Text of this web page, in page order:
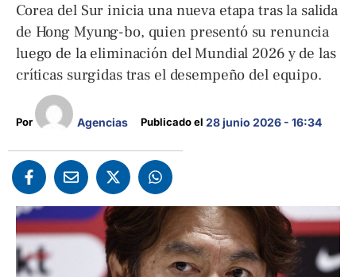
Corea del Sur inicia una nueva etapa tras la salida
de Hong Myung-bo, quien presentó su renuncia
luego de la eliminación del Mundial 2026 y de las
críticas surgidas tras el desempeño del equipo.
Por Agencias Publicado el 28 junio 2026 - 16:34